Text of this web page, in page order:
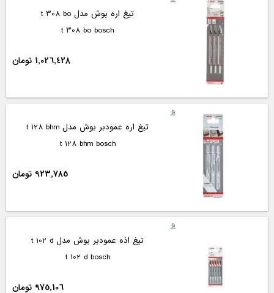
تیغ اره بوش مدل t 308 bo
t 308 bo bosch
1,026,428 تومان
تیغ اره عمودبر بوش مدل t 128 bhm
t 128 bhm bosch
923,785 تومان
تیغ اذه عمودبر بوش مدل t 102 d
t 102 d bosch
975,106 تومان